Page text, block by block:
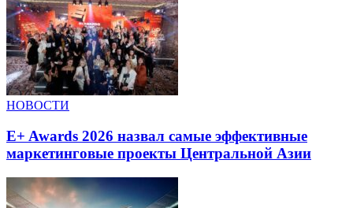
НОВОСТИ
E+ Awards 2026 назвал самые эффективные
маркетинговые проекты Центральной Азии